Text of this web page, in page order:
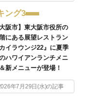
ング3
大阪市】東大阪市役所の
にある展望レストラン
カイラウンジ22』に夏季
ハワイアンランチメニ
新メニューが登場！
年7月29日(水)の記事